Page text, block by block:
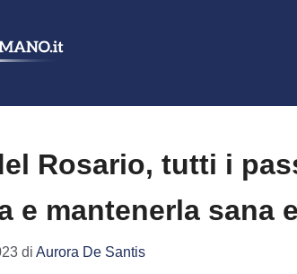
Rosario, tutti i
e mantenerla sana
di Aurora De Santis